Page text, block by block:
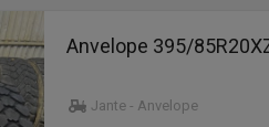
Anvelope 395/
Jante - Anvelope